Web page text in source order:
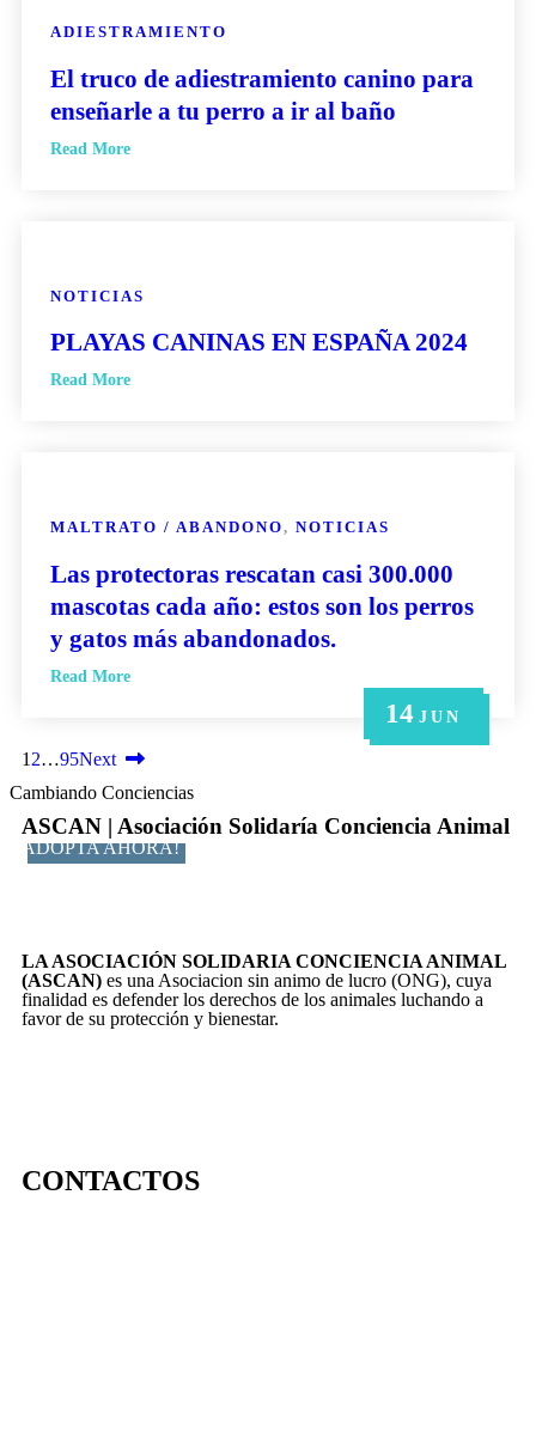
14 JUN
6 MAY
6 MAY
ADIESTRAMIENTO
El truco de adiestramiento canino para
enseñarle a tu perro a ir al baño
Read More
21 JUN
NOTICIAS
PLAYAS CANINAS EN ESPAÑA 2024
Read More
14 JUN
MALTRATO / ABANDONO, NOTICIAS
Las protectoras rescatan casi 300.000
mascotas cada año: estos son los perros
y gatos más abandonados.
Read More
1 2…95Next
Cambiando Conciencias
ASCAN | Asociación Solidaría Conciencia Animal
ADOPTA AHORA!
LA ASOCIACIÓN SOLIDARIA CONCIENCIA ANIMAL
(ASCAN) es una Asociacion sin animo de lucro (ONG), cuya
finalidad es defender los derechos de los animales luchando a
favor de su protección y bienestar.
CONTACTOS